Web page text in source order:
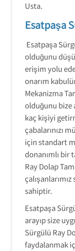
Usta.
Esatpaşa
Esatpaşa
olduğunu
erişim yolu
onarım
Mekanizma
olduğunu bize
kaç kişiyi
çabalarınızı
için standart
donanımlı bir
Ray Dolap
sahiptir.
Esatpaşa
arayıp size
Sürgülü Ray
faydalanmak